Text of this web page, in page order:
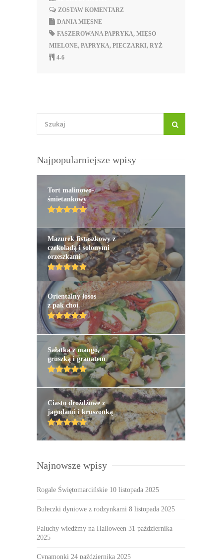
ZOSTAW KOMENTARZ
DANIA MIĘSNE
FASZEROWANA PAPRYKA, MIĘSO
MIELONE, PAPRYKA, PIECZARKI, RYŻ
4-6
Najpopularniejsze wpisy
Tort malinowo-
śmietankowy
Mazurek fistaszkowy z
czekoladą i solonymi
orzeszkami
Orientalny łosoś
z pak choi
Sałatka z mango,
gruszką i granatem
Ciasto drożdżowe z
jagodami i kruszonką
Najnowsze wpisy
Rogale Świętomarcińskie 10 listopada 2025
Bułeczki dyniowe z rodzynkami 8 listopada 2025
Paluchy wiedźmy na Halloween 31 października
2025
Cynamonki 24 października 2025